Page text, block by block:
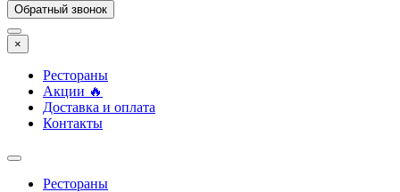
Обратный звонок
×
Рестораны
Акции 🔥
Доставка и оплата
Контакты
Рестораны